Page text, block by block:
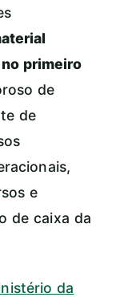
primeiro
de
de
e
de caixa da
da